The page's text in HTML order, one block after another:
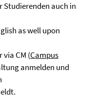
Studierenden auch in
as well upon
via CM (Campus
anmelden und